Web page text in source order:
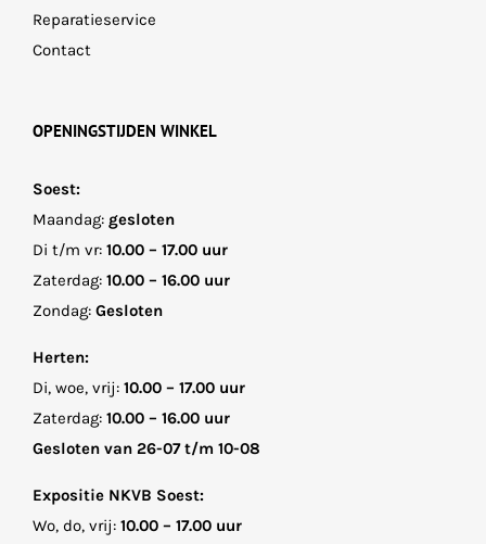
Reparatieservice
Contact
OPENINGSTIJDEN WINKEL
Soest:
Maandag: gesloten
Di t/m vr: 10.00 – 17.00 uur
Zaterdag: 10.00 – 16.00 uur
Zondag: Gesloten
Herten:
Di, woe, vrij: 10.00 – 17.00 uur
Zaterdag: 10.00 – 16.00 uur
Gesloten van 26-07 t/m 10-08
Expositie NKVB Soest:
Wo, do, vrij: 10.00 – 17.00 uur